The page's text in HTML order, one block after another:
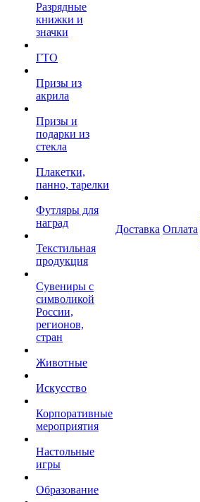
Разрядные
книжки и
значки
ГТО
Призы из
акрила
Призы и
подарки из
стекла
Плакетки,
панно, тарелки
Футляры для
наград
Текстильная
продукция
Сувениры с
символикой
России,
регионов,
стран
Животные
Искусство
Корпоративные
мероприятия
Настольные
игры
Образование
Доставка Оплата